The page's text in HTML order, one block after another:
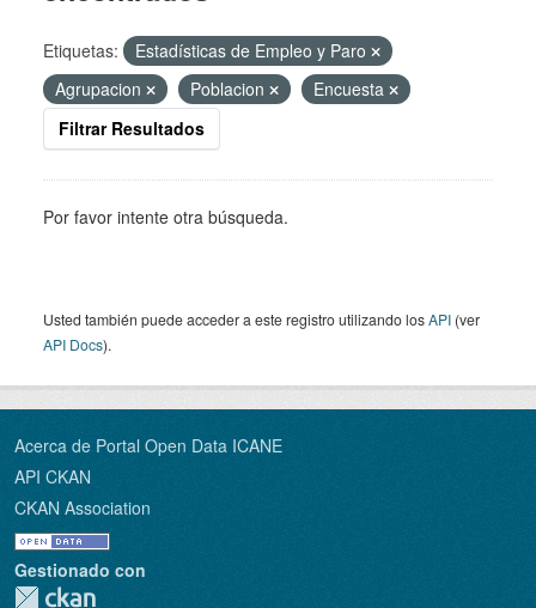
Etiquetas:
Estadísticas de Empleo y Paro
Agrupacion
Poblacion
Encuesta
Filtrar Resultados
Por favor intente otra búsqueda.
Usted también puede acceder a este registro utilizando losAPI (ver
API Docs).
Acerca de Portal Open Data ICANE
API CKAN
CKAN Association
Gestionado con